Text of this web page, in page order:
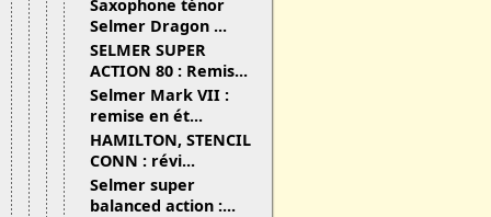
Saxophone ténor
Selmer Dragon ...
SELMER SUPER
ACTION 80 : Remis...
Selmer Mark VII :
remise en ét...
HAMILTON, STENCIL
CONN : révi...
Selmer super
balanced action :...